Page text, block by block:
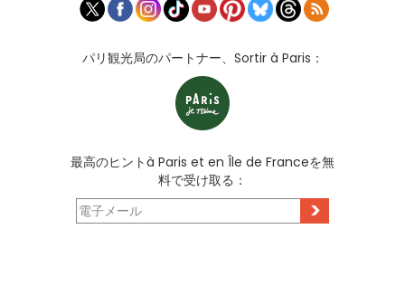
パリ観光局のパートナー、Sortir à Paris：
最高のヒントà Paris et en Île de Franceを無
料で受け取る：
>